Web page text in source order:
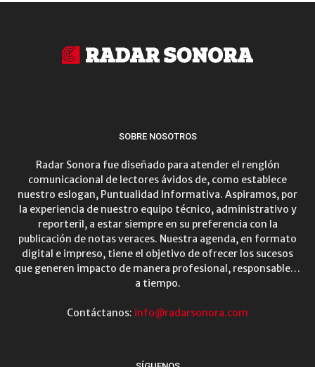
SOBRE NOSOTROS
Radar Sonora fue diseñado para atender el renglón
comunicacional de lectores ávidos de, como establece
nuestro eslogan, Puntualidad Informativa. Aspiramos, por
la experiencia de nuestro equipo técnico, administrativo y
reporteril, a estar siempre en su preferencia con la
publicación de notas veraces. Nuestra agenda, en formato
digital e impreso, tiene el objetivo de ofrecer los sucesos
que generen impacto de manera profesional, responsable…
a tiempo.
Contáctanos: info@radarsonora.com